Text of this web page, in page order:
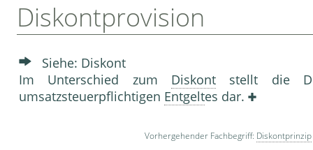
Diskontprovision
Siehe: Diskont
Im Unterschied zum Diskont stellt die
umsatzsteuerpflichtigen Entgeltes dar.
Vorhergehender Fachbegriff: Diskontprinzip